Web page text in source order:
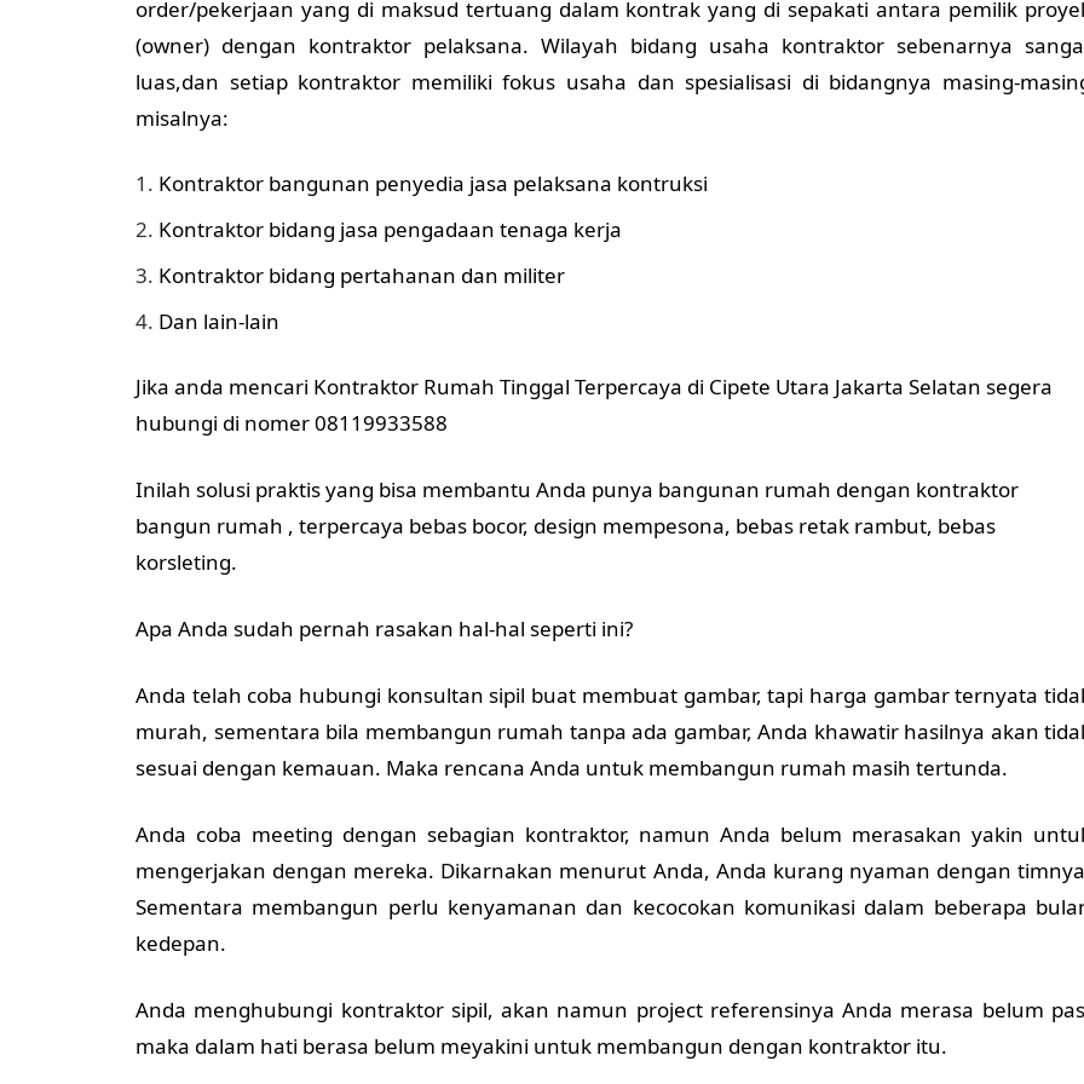
order/pekerjaan yang di maksud tertuang dalam kontrak yang di sepakati antara pemilik
(owner) dengan kontraktor pelaksana. Wilayah bidang usaha kontraktor sebenarnya
luas,dan setiap kontraktor memiliki fokus usaha dan spesialisasi di bidangnya masing-
misalnya:
Kontraktor bangunan penyedia jasa pelaksana kontruksi
Kontraktor bidang jasa pengadaan tenaga kerja
Kontraktor bidang pertahanan dan militer
Dan lain-lain
Jika anda mencari Kontraktor Rumah Tinggal Terpercaya di Cipete Utara Jakarta Selatan segera
hubungi di nomer 08119933588
Inilah solusi praktis yang bisa membantu Anda punya bangunan rumah dengan kontraktor
bangun rumah , terpercaya bebas bocor, design mempesona, bebas retak rambut, bebas
korsleting.
Apa Anda sudah pernah rasakan hal-hal seperti ini?
Anda telah coba hubungi konsultan sipil buat membuat gambar, tapi harga gambar ternyata
murah, sementara bila membangun rumah tanpa ada gambar, Anda khawatir hasilnya akan
sesuai dengan kemauan. Maka rencana Anda untuk membangun rumah masih tertunda.
Anda coba meeting dengan sebagian kontraktor, namun Anda belum merasakan yakin
mengerjakan dengan mereka. Dikarnakan menurut Anda, Anda kurang nyaman dengan
Sementara membangun perlu kenyamanan dan kecocokan komunikasi dalam beberapa
kedepan.
Anda menghubungi kontraktor sipil, akan namun project referensinya Anda merasa belum
maka dalam hati berasa belum meyakini untuk membangun dengan kontraktor itu.